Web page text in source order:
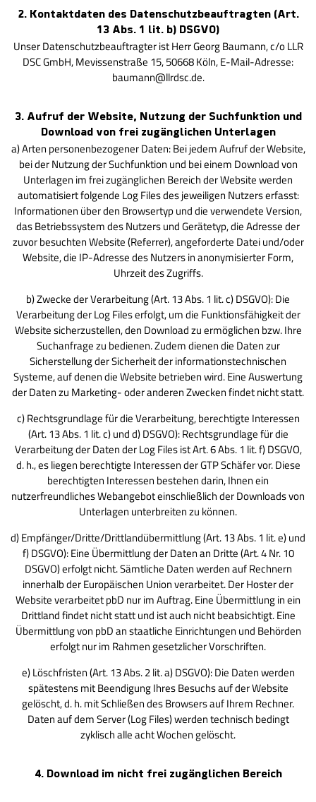
2. Kontaktdaten des Datenschutzbeauftragten (Art.
13 Abs. 1 lit. b) DSGVO)
Unser Datenschutzbeauftragter ist Herr Georg Baumann, c/o LLR
DSC GmbH, Mevissenstraße 15, 50668 Köln, E-Mail-Adresse:
baumann@llrdsc.de.
3. Aufruf der Website, Nutzung der Suchfunktion und
Download von frei zugänglichen Unterlagen
a) Arten personenbezogener Daten: Bei jedem Aufruf der Website,
bei der Nutzung der Suchfunktion und bei einem Download von
Unterlagen im frei zugänglichen Bereich der Website werden
automatisiert folgende Log Files des jeweiligen Nutzers erfasst:
Informationen über den Browsertyp und die verwendete Version,
das Betriebssystem des Nutzers und Gerätetyp, die Adresse der
zuvor besuchten Website (Referrer), angeforderte Datei und/oder
Website, die IP-Adresse des Nutzers in anonymisierter Form,
Uhrzeit des Zugriffs.
b) Zwecke der Verarbeitung (Art. 13 Abs. 1 lit. c) DSGVO): Die
Verarbeitung der Log Files erfolgt, um die Funktionsfähigkeit der
Website sicherzustellen, den Download zu ermöglichen bzw. Ihre
Suchanfrage zu bedienen. Zudem dienen die Daten zur
Sicherstellung der Sicherheit der informationstechnischen
Systeme, auf denen die Website betrieben wird. Eine Auswertung
der Daten zu Marketing- oder anderen Zwecken findet nicht statt.
c) Rechtsgrundlage für die Verarbeitung, berechtigte Interessen
(Art. 13 Abs. 1 lit. c) und d) DSGVO): Rechtsgrundlage für die
Verarbeitung der Daten der Log Files ist Art. 6 Abs. 1 lit. f) DSGVO,
d. h., es liegen berechtigte Interessen der GTP Schäfer vor. Diese
berechtigten Interessen bestehen darin, Ihnen ein
nutzerfreundliches Webangebot einschließlich der Downloads von
Unterlagen unterbreiten zu können.
d) Empfänger/Dritte/Drittlandübermittlung (Art. 13 Abs. 1 lit. e) und
f) DSGVO): Eine Übermittlung der Daten an Dritte (Art. 4 Nr. 10
DSGVO) erfolgt nicht. Sämtliche Daten werden auf Rechnern
innerhalb der Europäischen Union verarbeitet. Der Hoster der
Website verarbeitet pbD nur im Auftrag. Eine Übermittlung in ein
Drittland findet nicht statt und ist auch nicht beabsichtigt. Eine
Übermittlung von pbD an staatliche Einrichtungen und Behörden
er­folgt nur im Rahmen gesetzlicher Vorschriften.
e) Löschfristen (Art. 13 Abs. 2 lit. a) DSGVO): Die Daten werden
spätestens mit Beendigung Ihres Besuchs auf der Website
gelöscht, d. h. mit Schließen des Browsers auf Ihrem Rechner.
Daten auf dem Server (Log Files) werden technisch bedingt
zyklisch alle acht Wochen gelöscht.
4. Download im nicht frei zugänglichen Bereich